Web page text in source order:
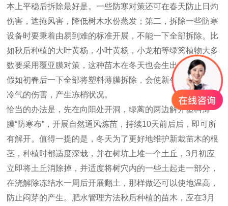
本上平稳后拆除最好是。一些防寒对策还可在春天防止日灼
伤害，遮掩风害，降低树木水份蒸发；第二，拆除一些防寒
设备时要秉着由易到难的标准开展，不能一下全部拆除。比
如秋后种植的大叶黄杨，小叶黄杨，小龙柏等绿篱植物大多
数要采用覆亚膜对策，这种苗木在冬天也会生出一些叶子，
假如初春后一下全部将塑料薄膜拆除，会使新生儿叶子遭到
冷气的伤害，产生冻梢状况。
恰当的办法是，先在向阳处开洞，绿蓠的两边解开塑料薄
膜“防寒布”，开展自然通风炼苗，持续10天前后后，即可所
有解开。值得一提的是，冬天为了更好地维护新栽苗木的根
茎，种植时都适度深栽，并在树坑上堆一个土丘，3月初应
立即将土丘消除掉，并适度将树穴内的一些土起走一部分，
在浇解除冻结水一周后开展翻土，那样做还可以使地温高，
防止闷芽的产生。肥水管理方法秋后种植的苗木，应在3月